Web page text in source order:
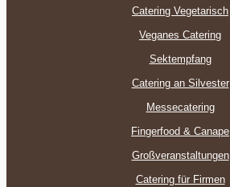
Catering Vegetarisch
Veganes Catering
Sektempfang
Catering an Silvester
Messecatering
Fingerfood & Canape
Großveranstaltungen
Catering für Firmen